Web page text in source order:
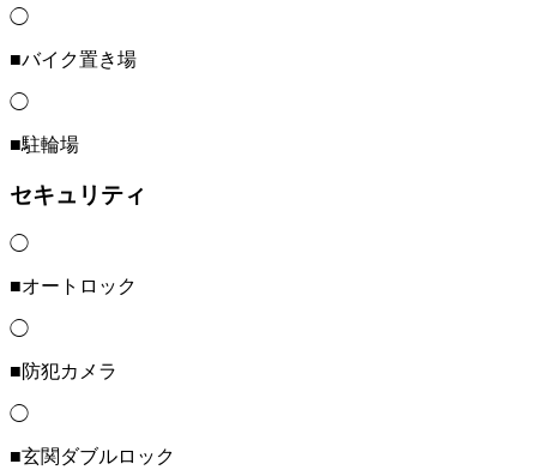
◯
■バイク置き場
◯
■駐輪場
セキュリティ
◯
■オートロック
◯
■防犯カメラ
◯
■玄関ダブルロック